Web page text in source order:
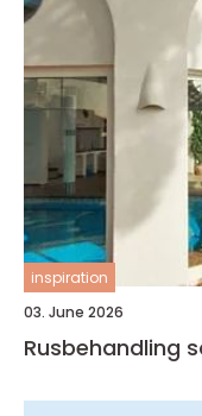
inspiration
03. June 2026
Rusbehandling